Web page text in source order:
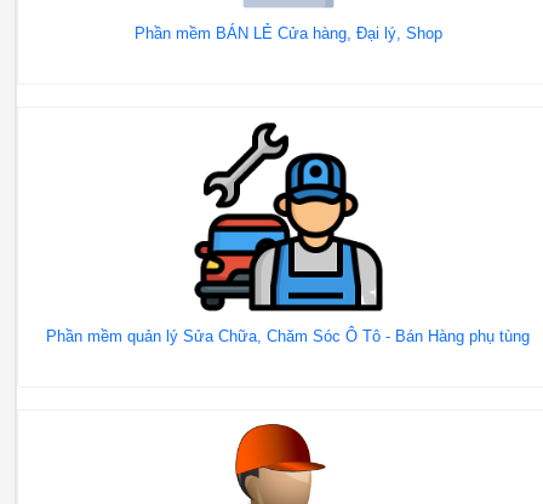
Phần mềm BÁN LẺ Cửa hàng, Đại lý, Shop
Phần mềm quản lý Sửa Chữa, Chăm Sóc Ô Tô - Bán Hàng phụ tùng